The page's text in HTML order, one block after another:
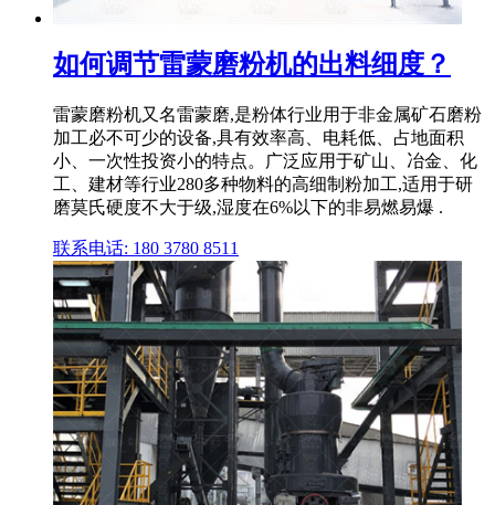
如何调节雷蒙磨粉机的出料细度？
雷蒙磨粉机又名雷蒙磨,是粉体行业用于非金属矿石磨粉
加工必不可少的设备,具有效率高、电耗低、占地面积
小、一次性投资小的特点。广泛应用于矿山、冶金、化
工、建材等行业280多种物料的高细制粉加工,适用于研
磨莫氏硬度不大于级,湿度在6%以下的非易燃易爆 .
联系电话: 180 3780 8511